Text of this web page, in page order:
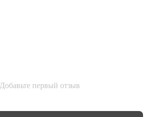
Добавьте первый отзыв